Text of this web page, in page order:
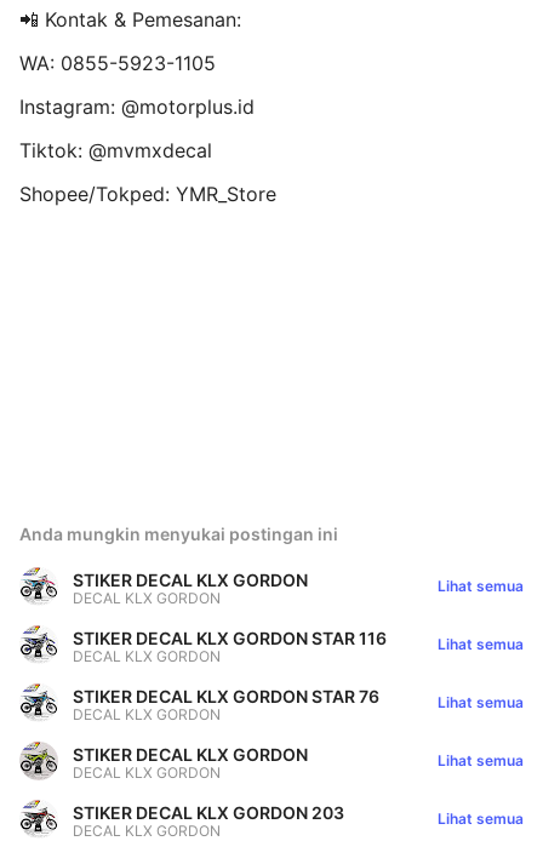
📲 Kontak & Pemesanan:
WA: 0855-5923-1105
Instagram: @motorplus.id
Tiktok: @mvmxdecal
Shopee/Tokped: YMR_Store
Anda mungkin menyukai postingan ini
STIKER DECAL KLX GORDON
DECAL KLX GORDON
Lihat semua
STIKER DECAL KLX GORDON STAR 116
DECAL KLX GORDON
Lihat semua
STIKER DECAL KLX GORDON STAR 76
DECAL KLX GORDON
Lihat semua
STIKER DECAL KLX GORDON
DECAL KLX GORDON
Lihat semua
STIKER DECAL KLX GORDON 203
DECAL KLX GORDON
Lihat semua